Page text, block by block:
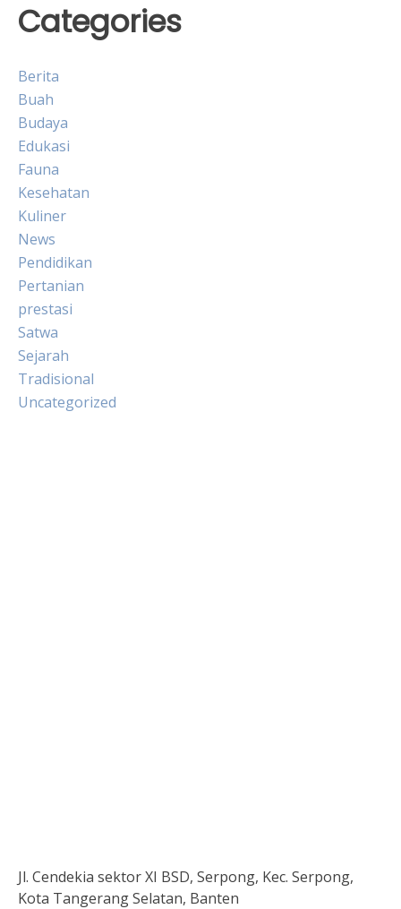
Categories
Berita
Buah
Budaya
Edukasi
Fauna
Kesehatan
Kuliner
News
Pendidikan
Pertanian
prestasi
Satwa
Sejarah
Tradisional
Uncategorized
Jl. Cendekia sektor XI BSD, Serpong, Kec. Serpong,
Kota Tangerang Selatan, Banten